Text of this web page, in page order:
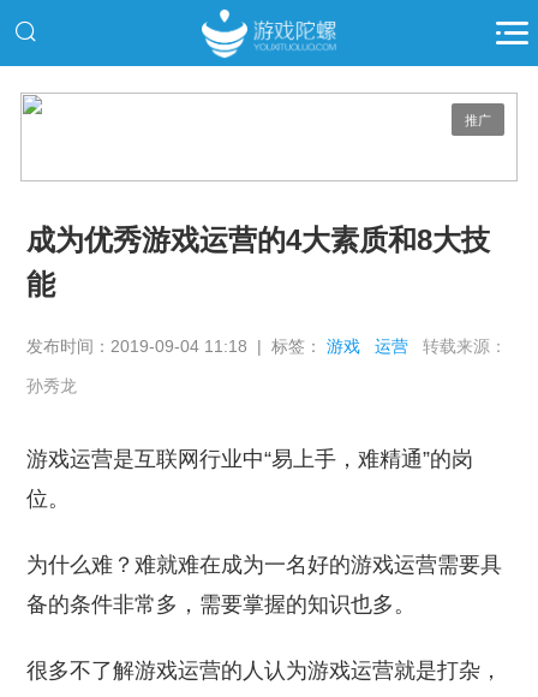
推广
成为优秀游戏运营的4大素质和8大技
能
发布时间：2019-09-04 11:18 | 标签：游戏 运营 转载来源：
孙秀龙
游戏运营是互联网行业中“易上手，难精通”的岗
位。
为什么难？难就难在成为一名好的游戏运营需要具
备的条件非常多，需要掌握的知识也多。
很多不了解游戏运营的人认为游戏运营就是打杂，